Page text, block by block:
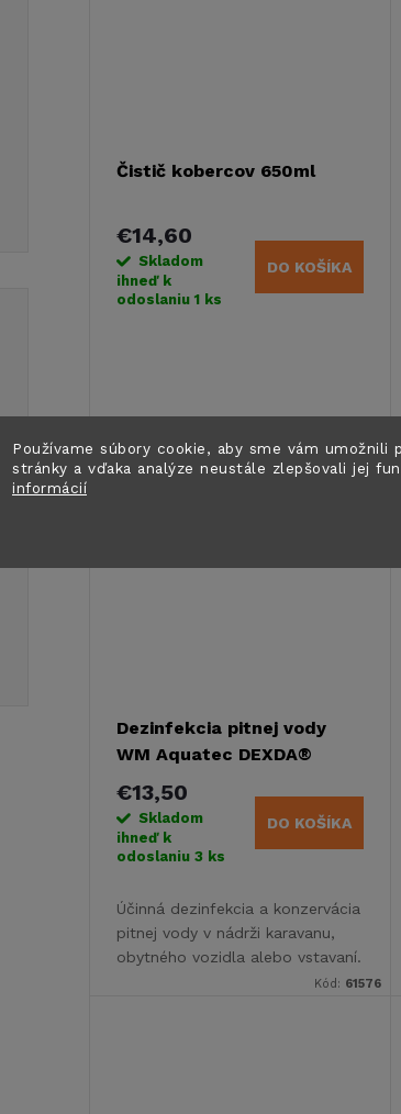
Používame súbory cookie, aby sme vám umožnili
stránky a vďaka analýze neustále zlepšovali jej
informácií
Čistič kobercov 650ml
€14,60
Skladom
ihneď k
odoslaniu 1 ks
DO KOŠÍKA
Dezinfekcia pitnej vody
WM Aquatec DEXDA®
Complete - 12 ml
€13,50
Skladom
ihneď k
odoslaniu 3 ks
DO KOŠÍKA
Účinná dezinfekcia a konzervácia
pitnej vody v nádrži karavanu,
obytného vozidla alebo vstavaní.
Zneškodňuje baktérie, vírusy a
Kód: 61576